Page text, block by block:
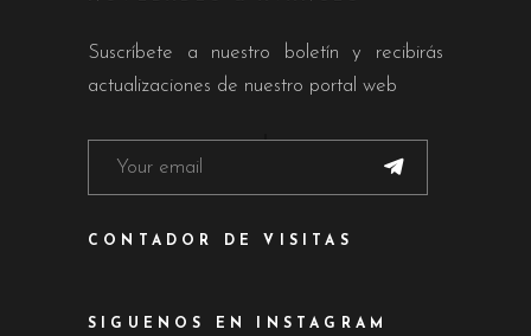
Suscríbete a nuestro boletín y recibirás
actualizaciones de nuestro portal web
CONTADOR DE VISITAS
SIGUENOS EN INSTAGRAM